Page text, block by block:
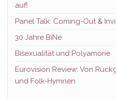
auf!
Panel Talk: Coming-Out &
30 Jahre BiNe
Bisexualität und Polyamorie
Eurovision Review: Von
und Folk-Hymnen